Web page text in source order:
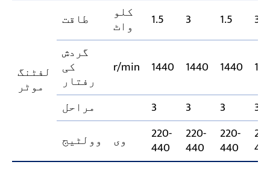
لفٹنگ
موٹر
طاقت کلو
واٹ 1.5 3 1.5
3
گردش
کی
رفتار
r/min 1440 1440 1440
مراحل 3 3 3
3
وولٹیج
وی 220-
440
220-
440
220-
440